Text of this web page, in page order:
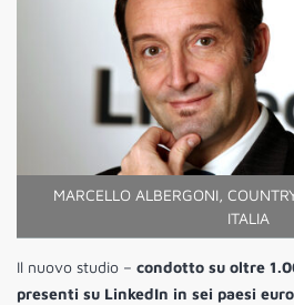
MARCELLO ALBERGONI,
ITALIA
Il nuovo studio – condotto su oltre
presenti su LinkedIn in sei paesi